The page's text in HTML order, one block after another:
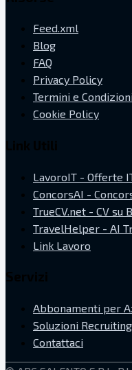
Feed.xml
Blog
FAQ
Privacy Policy
Termini e Condizioni
Cookie Policy
LavoroIT - Offerte
ConcorsAI -
TrueCV.net - CV su
TravelHelper - AI
Link Lavoro
Abbonamenti per
Soluzioni Recruiting
Contattaci